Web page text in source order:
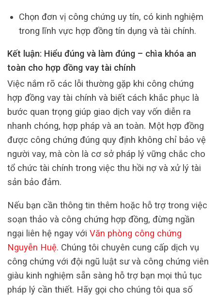
Chọn đơn vị công chứng uy tín, có kinh nghiệm
trong lĩnh vực hợp đồng tín dụng và tài chính.
Kết luận: Hiểu đúng và làm đúng – chìa khóa an
toàn cho hợp đồng vay tài chính
Việc nắm rõ các lỗi thường gặp khi công chứng
hợp đồng vay tài chính và biết cách khắc phục là
bước quan trọng giúp giao dịch vay vốn diễn ra
nhanh chóng, hợp pháp và an toàn. Một hợp đồng
được công chứng đúng quy định không chỉ bảo vệ
người vay, mà còn là cơ sở pháp lý vững chắc cho
tổ chức tài chính trong việc thu hồi nợ và xử lý tài
sản bảo đảm.
Nếu bạn cần thông tin thêm hoặc hỗ trợ trong việc
soạn thảo và công chứng hợp đồng, đừng ngần
ngại liên hệ ngay với Văn phòng công chứng
Nguyễn Huệ. Chúng tôi chuyên cung cấp dịch vụ
công chứng với đội ngũ luật sư và công chứng viên
giàu kinh nghiệm sẵn sàng hỗ trợ bạn mọi thủ tục
pháp lý cần thiết. Hãy gọi cho chúng tôi qua số